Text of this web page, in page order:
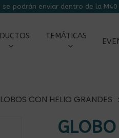
podrán enviar dentro de la M40
TEMÁTICAS
CON HELIO GRANDES